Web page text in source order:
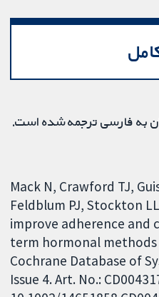
به فارسی ترجمه شده است.
Mack N, Crawford TJ,
Feldblum PJ, Stockton
improve adherence
term hormonal
Cochrane Database of
Issue 4. Art. No.: